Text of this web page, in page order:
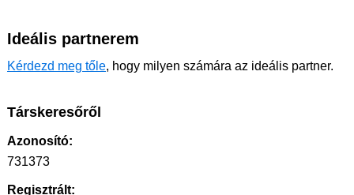
Ideális partnerem
Kérdezd meg tőle, hogy milyen számára az ideális partner.
Társkeresőről
Azonosító:
731373
Regisztrált: